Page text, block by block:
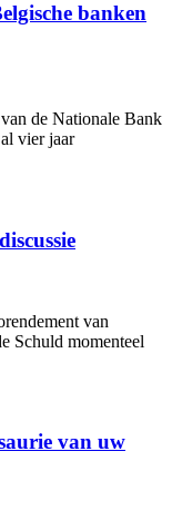
banken
de Nationale Bank
vier jaar
van
Schuld momenteel
van uw